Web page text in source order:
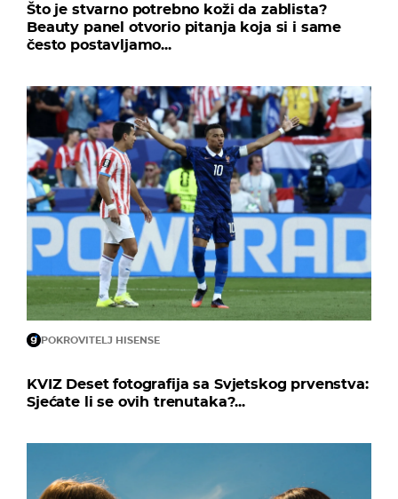
Što je stvarno potrebno koži da zablista?
Beauty panel otvorio pitanja koja si i same
često postavljamo...
POKROVITELJ HISENSE
KVIZ Deset fotografija sa Svjetskog prvenstva:
Sjećate li se ovih trenutaka?...